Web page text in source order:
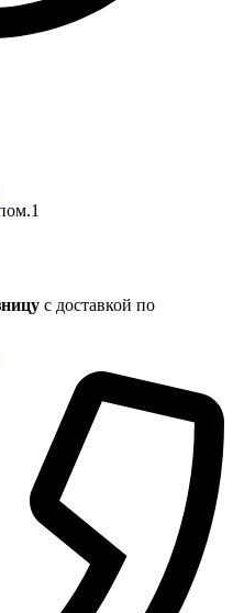
с доставкой по